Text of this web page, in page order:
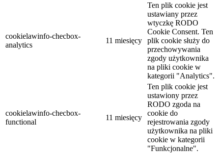
cookielawinfo-checbox-
analytics
11 miesięcy
Ten plik cookie jest
ustawiany przez
wtyczkę RODO
Cookie Consent. Ten
plik cookie służy do
przechowywania
zgody użytkownika
na pliki cookie w
kategorii "Analytics".
cookielawinfo-checbox-
functional
11 miesięcy
Ten plik cookie jest
ustawiony przez
RODO zgoda na
cookie do
rejestrowania zgody
użytkownika na pliki
cookie w kategorii
"Funkcjonalne".